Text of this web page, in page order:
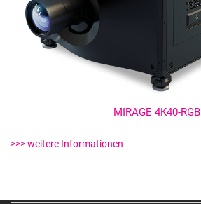
MIRAGE 4K40-RGB
>>> weitere Informationen